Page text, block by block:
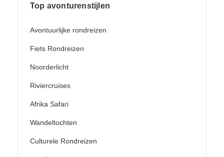
Top avonturenstijlen
Avontuurlijke rondreizen
Fiets Rondreizen
Noorderlicht
Riviercruises
Afrika Safari
Wandeltochten
Culturele Rondreizen